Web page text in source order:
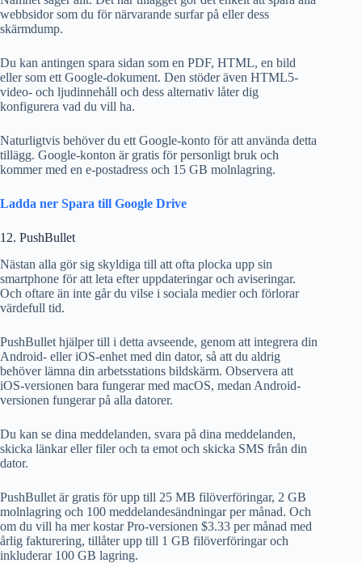
webbsidor som du för närvarande surfar på eller dess
skärmdump.
Du kan antingen spara sidan som en PDF, HTML, en bild
eller som ett Google-dokument. Den stöder även HTML5-
video- och ljudinnehåll och dess alternativ låter dig
konfigurera vad du vill ha.
Naturligtvis behöver du ett Google-konto för att använda detta
tillägg. Google-konton är gratis för personligt bruk och
kommer med en e-postadress och 15 GB molnlagring.
Ladda ner Spara till Google Drive
12. PushBullet
Nästan alla gör sig skyldiga till att ofta plocka upp sin
smartphone för att leta efter uppdateringar och aviseringar.
Och oftare än inte går du vilse i sociala medier och förlorar
värdefull tid.
PushBullet hjälper till i detta avseende, genom att integrera din
Android- eller iOS-enhet med din dator, så att du aldrig
behöver lämna din arbetsstations bildskärm. Observera att
iOS-versionen bara fungerar med macOS, medan Android-
versionen fungerar på alla datorer.
Du kan se dina meddelanden, svara på dina meddelanden,
skicka länkar eller filer och ta emot och skicka SMS från din
dator.
PushBullet är gratis för upp till 25 MB filöverföringar, 2 GB
molnlagring och 100 meddelandesändningar per månad. Och
om du vill ha mer kostar Pro-versionen $3.33 per månad med
årlig fakturering, tillåter upp till 1 GB filöverföringar och
inkluderar 100 GB lagring.